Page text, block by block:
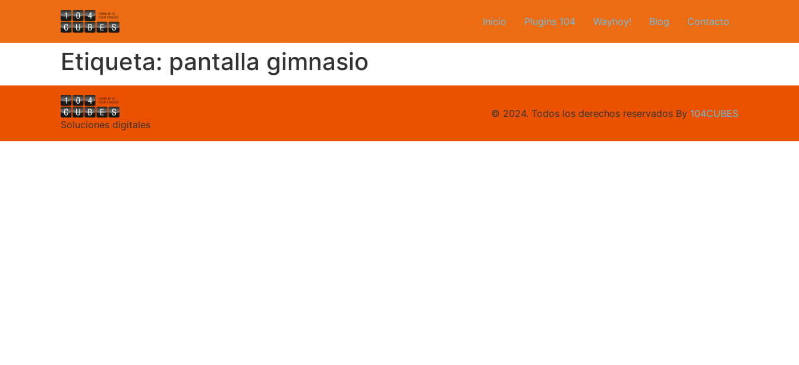
Inicio Plugins 104 Wayhoy! Blog Contacto
Etiqueta: pantalla gimnasio
Soluciones digitales
© 2024. Todos los derechos reservados By 104CUBES